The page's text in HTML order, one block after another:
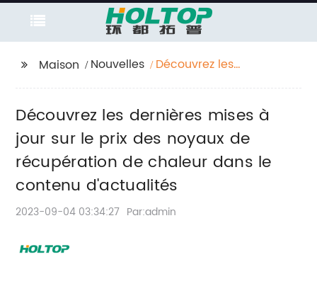
Maison Nouvelles
Découvrez les
de récupération de
chaleur dans le
contenu d'actualités
Découvrez les dernières mises à
jour sur le prix des noyaux de
récupération de chaleur dans le
contenu d'actualités
2023-09-04 03:34:27 Par:admin